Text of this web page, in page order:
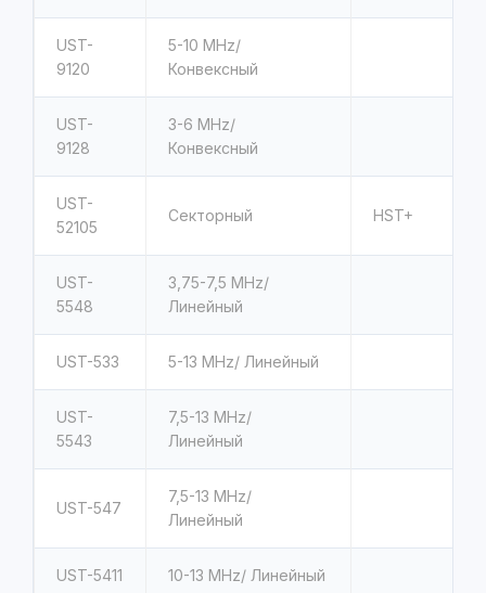
UST-
9120
5-10 MHz/
Конвексный
UST-
9128
3-6 MHz/
Конвексный
UST-
52105
Секторный HST+
UST-
5548
3,75-7,5 MHz/
Линейный
UST-533 5-13 MHz/ Линейный
UST-
5543
7,5-13 MHz/
Линейный
UST-547
7,5-13 MHz/
Линейный
UST-5411 10-13 MHz/ Линейный